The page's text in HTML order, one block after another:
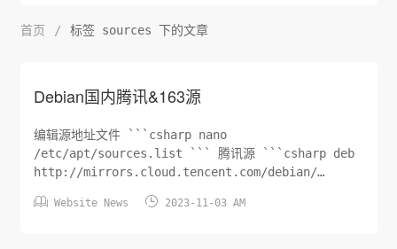
首页 / 标签 sources 下的文章
Debian国内腾讯&163源
编辑源地址文件 ```csharp nano
/etc/apt/sources.list ``` 腾讯源 ```csharp deb
http://mirrors.cloud.tencent.com/debian/
http://mirrors.cloud.tencent.com/debian-
 Website News  2023-11-03 AM